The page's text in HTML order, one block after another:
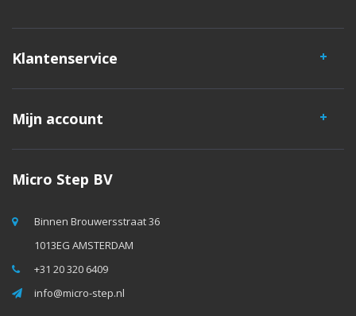
Klantenservice
Mijn account
Micro Step BV
Binnen Brouwersstraat 36
1013EG AMSTERDAM
+31 20 320 6409
info@micro-step.nl